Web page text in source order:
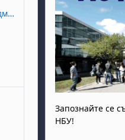
Запознайте се
НБУ!